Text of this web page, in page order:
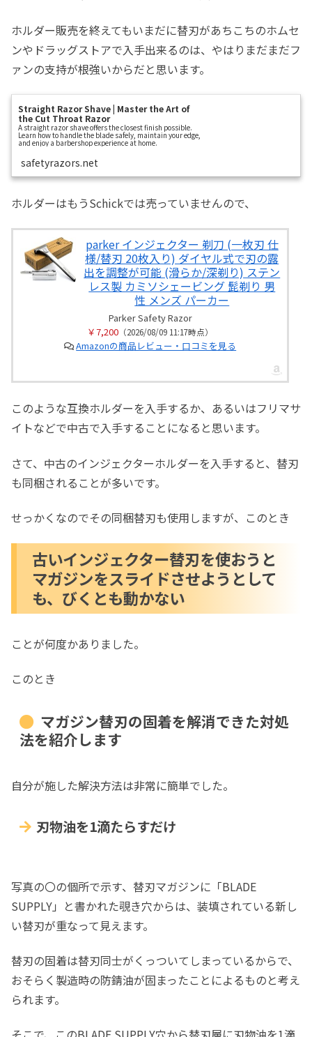
ホルダー販売を終えてもいまだに替刃があちこちのホムセ
ンやドラッグストアで入手出来るのは、やはりまだまだフ
ァンの支持が根強いからだと思います。
Straight Razor Shave | Master the Art of
the Cut Throat Razor
A straight razor shave offers the closest finish possible.
Learn how to handle the blade safely, maintain your edge,
and enjoy a barbershop experience at home.
safetyrazors.net
ホルダーはもうSchickでは売っていませんので、
parker インジェクター 剃刀 (一枚刃 仕
様/替刃 20枚入り) ダイヤル式で刃の露
出を調整が可能 (滑らか/深剃り) ステン
レス製 カミソシェービング 髭剃り 男
性 メンズ パーカー
Parker Safety Razor
￥7,200 （2026/08/09 11:17時点）
Amazonの商品レビュー・口コミを見る
このような互換ホルダーを入手するか、あるいはフリマサ
イトなどで中古で入手することになると思います。
さて、中古のインジェクターホルダーを入手すると、替刃
も同梱されることが多いです。
せっかくなのでその同梱替刃も使用しますが、このとき
古いインジェクター替刃を使おうと
マガジンをスライドさせようとして
も、びくとも動かない
ことが何度かありました。
このとき
マガジン替刃の固着を解消できた対処
法を紹介します
自分が施した解決方法は非常に簡単でした。
刃物油を1滴たらすだけ
写真の〇の個所で示す、替刃マガジンに「BLADE
SUPPLY」と書かれた覗き穴からは、装填されている新し
い替刃が重なって見えます。
替刃の固着は替刃同士がくっついてしまっているからで、
おそらく製造時の防錆油が固まったことによるものと考え
られます。